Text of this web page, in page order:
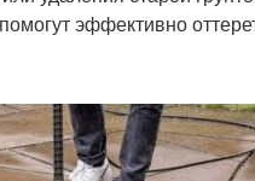
эффективно